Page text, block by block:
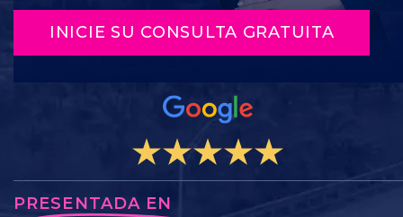
INICIE SU CONSULTA GRATUITA
PRESENTADA EN